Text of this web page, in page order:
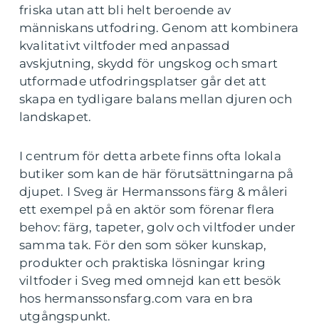
friska utan att bli helt beroende av
människans utfodring. Genom att kombinera
kvalitativt viltfoder med anpassad
avskjutning, skydd för ungskog och smart
utformade utfodringsplatser går det att
skapa en tydligare balans mellan djuren och
landskapet.
I centrum för detta arbete finns ofta lokala
butiker som kan de här förutsättningarna på
djupet. I Sveg är Hermanssons färg & måleri
ett exempel på en aktör som förenar flera
behov: färg, tapeter, golv och viltfoder under
samma tak. För den som söker kunskap,
produkter och praktiska lösningar kring
viltfoder i Sveg med omnejd kan ett besök
hos hermanssonsfarg.com vara en bra
utgångspunkt.